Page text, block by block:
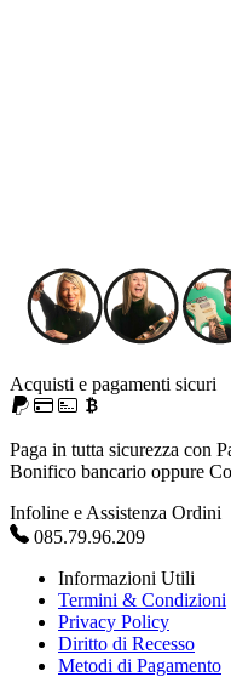
Acquisti e pagamenti sicuri
Paga in tutta sicurezza con
Bonifico bancario oppure
Infoline e Assistenza Ordini
085.79.96.209
Informazioni Utili
Termini & Condizioni
Privacy Policy
Diritto di Recesso
Metodi di Pagamento